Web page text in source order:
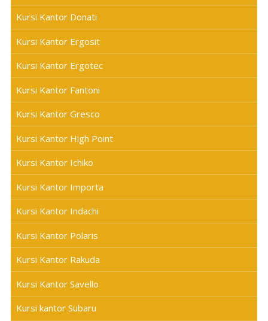
Kursi Kantor Donati
Kursi Kantor Ergosit
Kursi Kantor Ergotec
Kursi Kantor Fantoni
Kursi Kantor Gresco
Kursi Kantor High Point
Kursi Kantor Ichiko
Kursi Kantor Importa
Kursi Kantor Indachi
Kursi Kantor Polaris
Kursi Kantor Rakuda
Kursi Kantor Savello
Kursi kantor Subaru